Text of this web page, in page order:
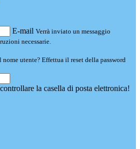
E-mail Verrà inviato un messaggio
necessarie.
utente? Effettua il reset della password
la casella di posta elettronica!